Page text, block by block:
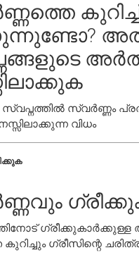
സ്വപ്നത്തിൽ സ്വർണ്ണം
വിധം
കുറിച്ചും ഗ്രീസിന്റെ